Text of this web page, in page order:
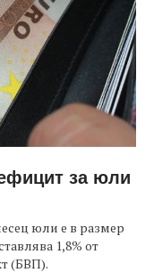
за юли
юли е в размер
1,8% от
(БВП).